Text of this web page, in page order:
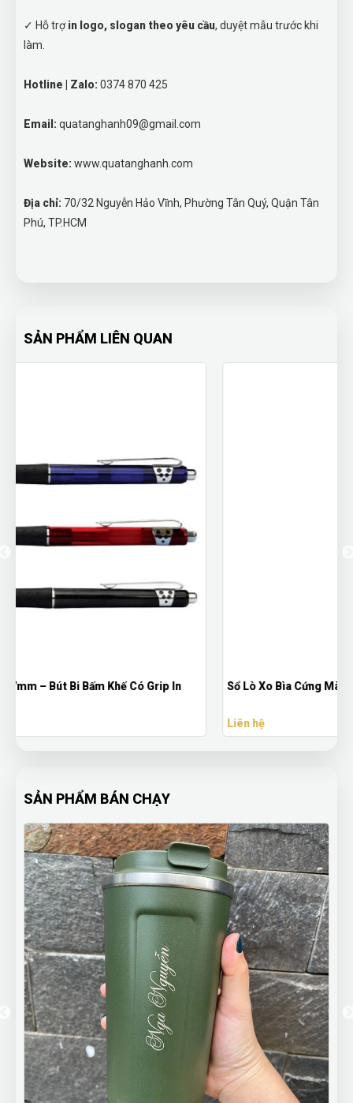
✓ Hỗ trợin logo, slogan theo yêu cầu, duyệt mẫu trước khi
làm.
Hotline | Zalo: 0374 870 425
Email: quatanghanh09@gmail.com
Website: www.quatanghanh.com
Địa chỉ: 70/32 Nguyễn Hảo Vĩnh, Phường Tân Quý, Quận Tân
Phú, TP.HCM
SẢN PHẨM LIÊN QUAN
Sổ Lò Xo Bìa Cứng Màu Đỏ Cao Cấp
SẢN PHẨM BÁN CHẠY